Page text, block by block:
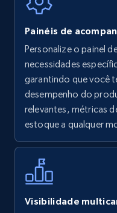
Walmart -
URL, Final price, Sku,
Specifications,
more.
using specific
Painéis de
Personalize o painel
necessidades
garantindo que você
desempenho do
relevantes, métricas
estoque a qualquer
Visibilidade